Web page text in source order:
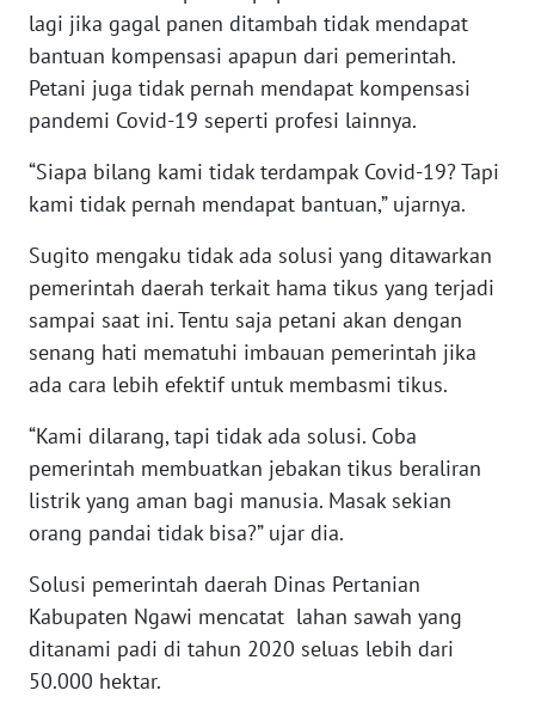
lagi jika gagal panen ditambah tidak mendapat
bantuan kompensasi apapun dari pemerintah.
Petani juga tidak pernah mendapat kompensasi
pandemi Covid-19 seperti profesi lainnya.
“Siapa bilang kami tidak terdampak Covid-19? Tapi
kami tidak pernah mendapat bantuan,” ujarnya.
Sugito mengaku tidak ada solusi yang ditawarkan
pemerintah daerah terkait hama tikus yang terjadi
sampai saat ini. Tentu saja petani akan dengan
senang hati mematuhi imbauan pemerintah jika
ada cara lebih efektif untuk membasmi tikus.
“Kami dilarang, tapi tidak ada solusi. Coba
pemerintah membuatkan jebakan tikus beraliran
listrik yang aman bagi manusia. Masak sekian
orang pandai tidak bisa?” ujar dia.
Solusi pemerintah daerah Dinas Pertanian
Kabupaten Ngawi mencatat lahan sawah yang
ditanami padi di tahun 2020 seluas lebih dari
50.000 hektar.
WN
TAPANULI
SELATAN
TANJUNG
LESUNG
WN
KARO
WN
SIMALUNGUN
WN
LABUHANBATU
WN
TAPANULI
TENGAH
WN DELI
SERDANG